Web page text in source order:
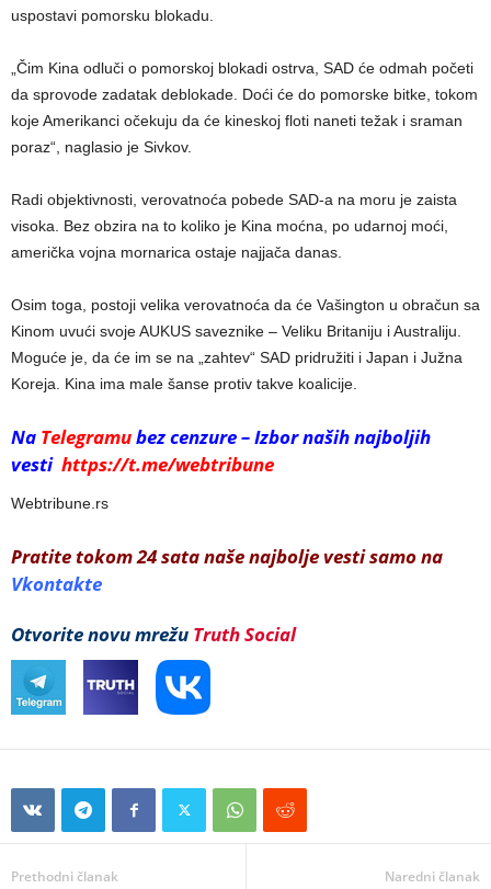
uspostavi pomorsku blokadu.
„Čim Kina odluči o pomorskoj blokadi ostrva, SAD će odmah početi
da sprovode zadatak deblokade. Doći će do pomorske bitke, tokom
koje Amerikanci očekuju da će kineskoj floti naneti težak i sraman
poraz“, naglasio je Sivkov.
Radi objektivnosti, verovatnoća pobede SAD-a na moru je zaista
visoka. Bez obzira na to koliko je Kina moćna, po udarnoj moći,
američka vojna mornarica ostaje najjača danas.
Osim toga, postoji velika verovatnoća da će Vašington u obračun sa
Kinom uvući svoje AUKUS saveznike – Veliku Britaniju i Australiju.
Moguće je, da će im se na „zahtev“ SAD pridružiti i Japan i Južna
Koreja. Kina ima male šanse protiv takve koalicije.
Na Telegramubez cenzure – Izbor naših najboljih
vestihttps://t.me/webtribune
Webtribune.rs
Pratite tokom 24 sata naše najbolje vesti samo na
Vkontakte
Otvorite novu mrežu Truth Social
Prethodni članak Naredni članak